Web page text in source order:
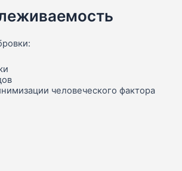
человеческого фактора